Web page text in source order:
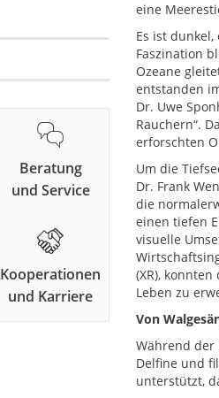
eine
Es ist
Faszination
Ozeane
entstanden
Dr. Uwe
Rauchern“.
erforschten
Um die
Dr. Frank
die
einen tiefen
visuelle
(XR),
Leben zu
Von
Während der
Delfine und
unterstützt,
Beratung
und Service
Kooperationen
und Karriere